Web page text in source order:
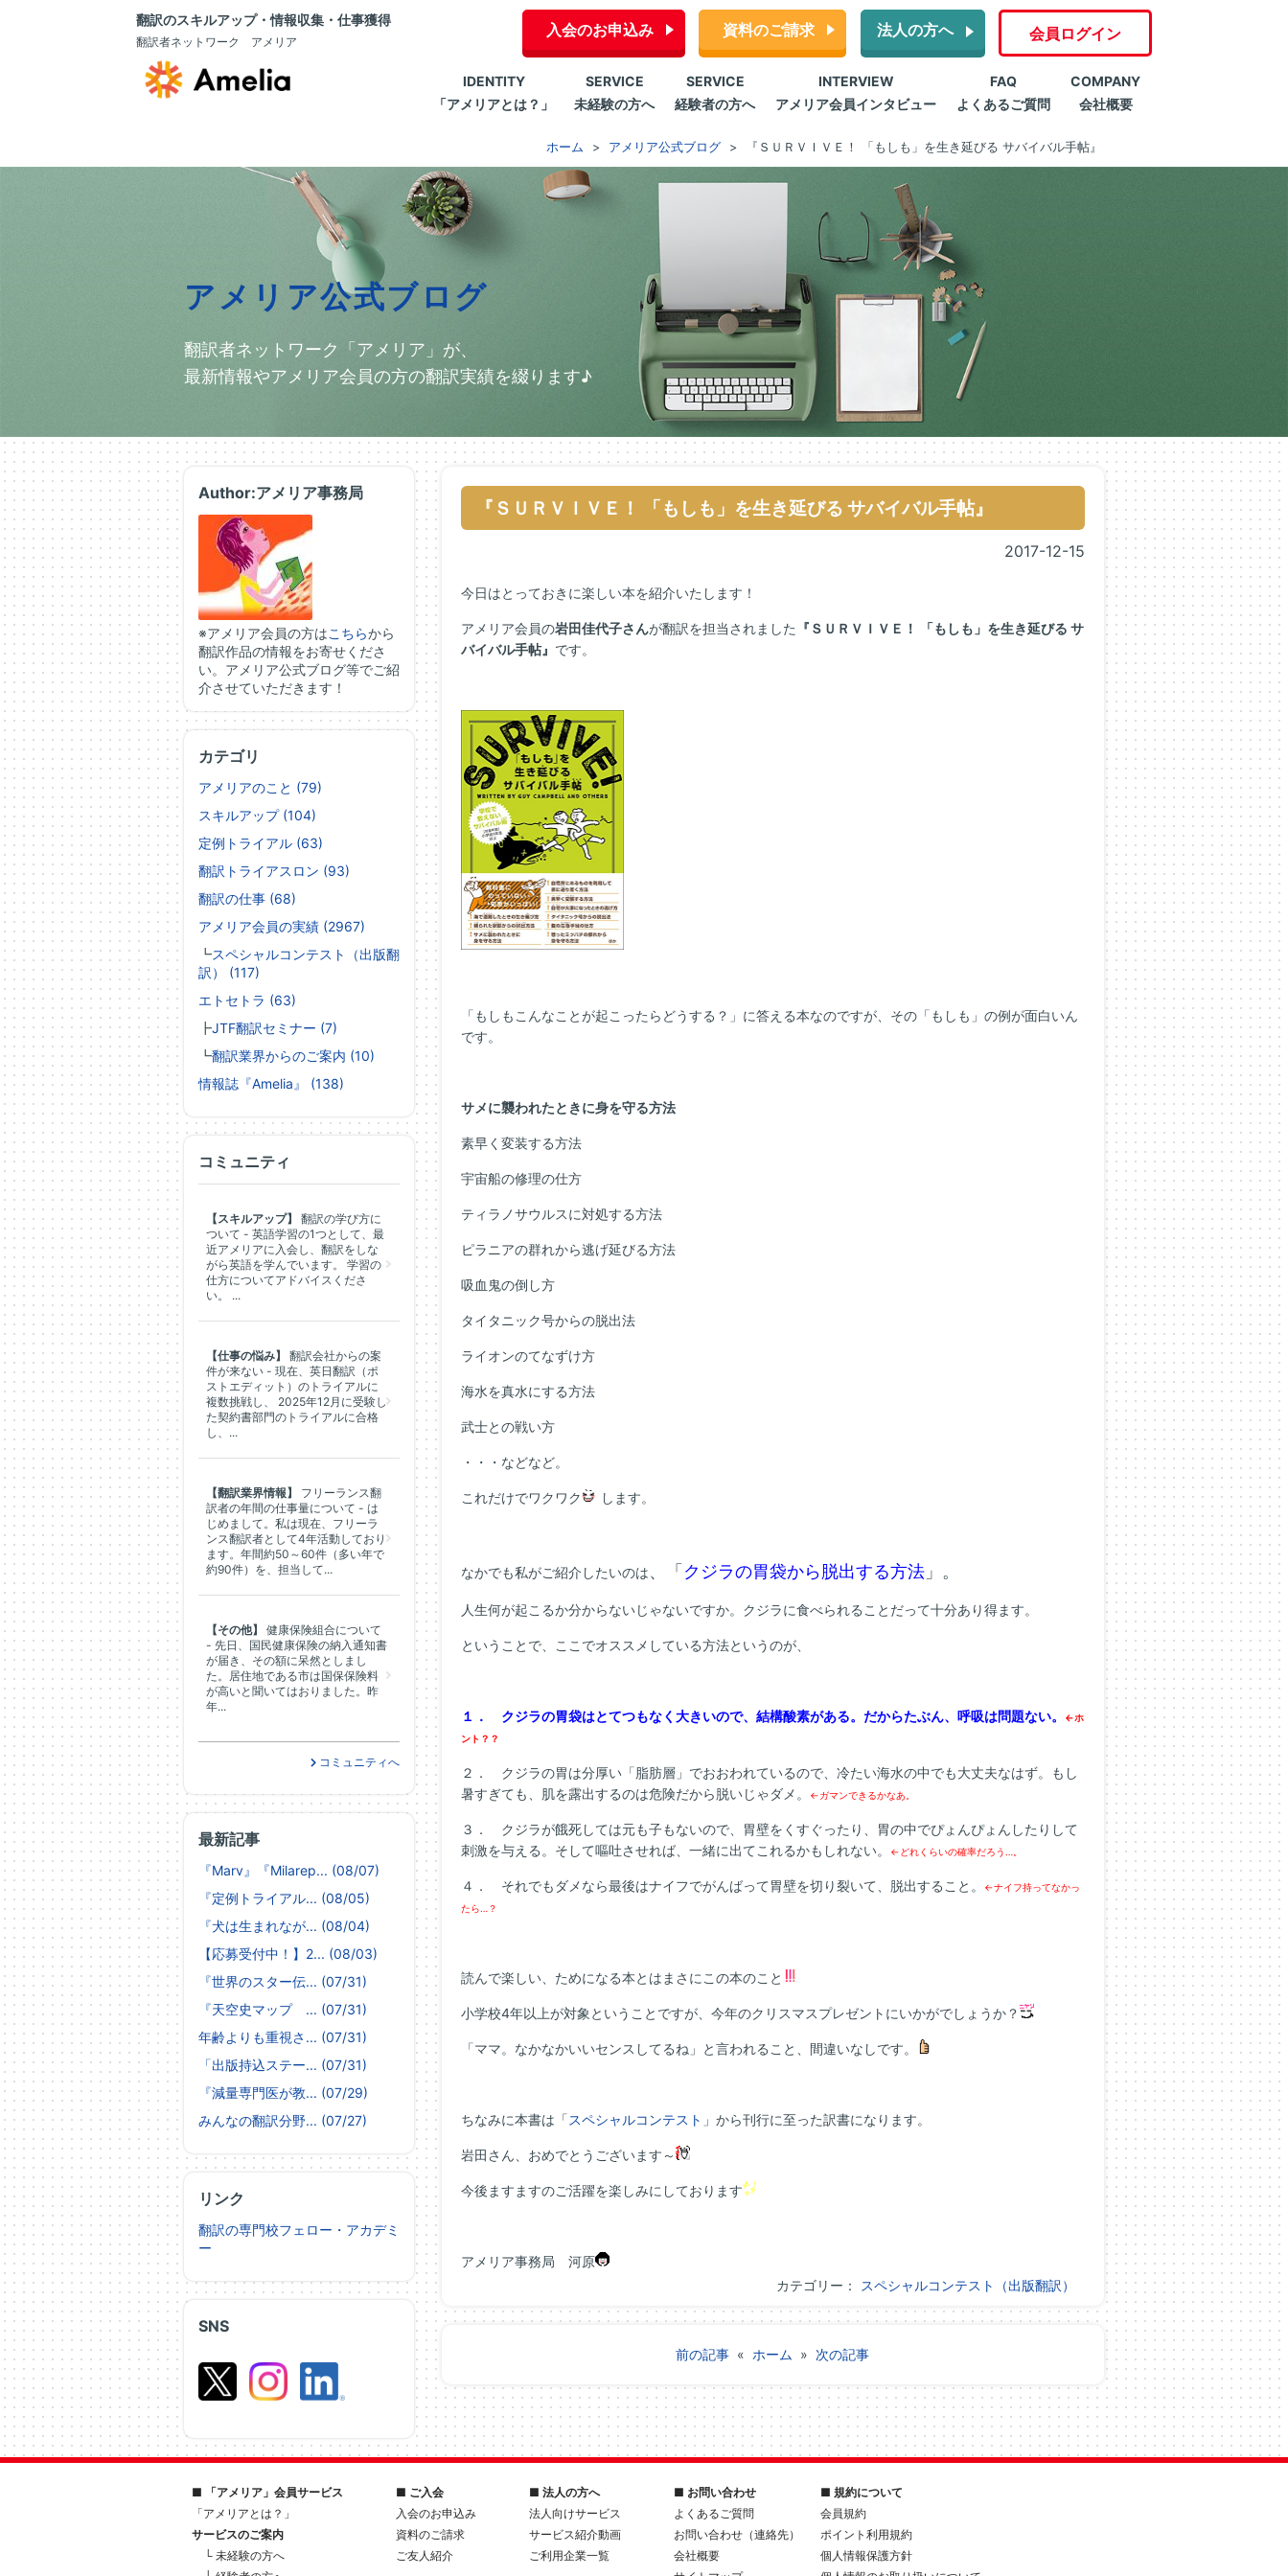
翻訳のスキルアップ・情報収集・仕事獲得
翻訳者ネットワーク アメリア
入会のお申込み 資料のご請求 法人の方へ 会員ログイン
IDENTITY
「アメリアとは？」
SERVICE
未経験の方へ
SERVICE
経験者の方へ
INTERVIEW
アメリア会員インタビュー
FAQ
よくあるご質問
COMPANY
会社概要
ホーム アメリア公式ブログ 『ＳＵＲＶＩＶＥ！ 「もしも」を生き延びる サバイバル手帖』
アメリア公式ブログ
翻訳者ネットワーク「アメリア」が、
最新情報やアメリア会員の方の翻訳実績を綴ります♪
『ＳＵＲＶＩＶＥ！ 「もしも」を生き延びる サバイバル手帖』
2017-12-15
今日はとっておきに楽しい本を紹介いたします！
アメリア会員の岩田佳代子さんが翻訳を担当されました 『ＳＵＲＶＩＶＥ！ 「もしも」を生き延びる サ
バイバル手帖』 です。
「もしもこんなことが起こったらどうする？」に答える本なのですが、その「もしも」の例が面白いん
です。
サメに襲われたときに身を守る方法
素早く変装する方法
宇宙船の修理の仕方
ティラノサウルスに対処する方法
ピラニアの群れから逃げ延びる方法
吸血鬼の倒し方
タイタニック号からの脱出法
ライオンのてなずけ方
海水を真水にする方法
武士との戦い方
・・・などなど。
これだけでワクワク します。
なかでも私がご紹介したいのは、「クジラの胃袋から脱出する方法」。
人生何が起こるか分からないじゃないですか。クジラに食べられることだって十分あり得ます。
ということで、ここでオススメしている方法というのが、
１． クジラの胃袋はとてつもなく大きいので、結構酸素がある。だからたぶん、呼吸は問題ない。
←ホ
ント？？
２． クジラの胃は分厚い「脂肪層」でおおわれているので、冷たい海水の中でも大丈夫なはず。もし
暑すぎても、肌を露出するのは危険だから脱いじゃダメ。
←ガマンできるかなあ。
３． クジラが餓死しては元も子もないので、胃壁をくすぐったり、胃の中でぴょんぴょんしたりして
刺激を与える。そして嘔吐させれば、一緒に出てこれるかもしれない。
←どれくらいの確率だろう…。
４． それでもダメなら最後はナイフでがんばって胃壁を切り裂いて、脱出すること。
←ナイフ持ってなかっ
たら…？
読んで楽しい、ためになる本とはまさにこの本のこと
小学校4年以上が対象ということですが、今年のクリスマスプレゼントにいかがでしょうか？
「ママ。なかなかいいセンスしてるね」と言われること、間違いなしです。
ちなみに本書は「スペシャルコンテスト 」から刊行に至った訳書になります。
岩田さん、おめでとうございます～
今後ますますのご活躍を楽しみにしております
アメリア事務局 河原
カテゴリー：
スペシャルコンテスト（出版翻訳）
前の記事 « ホーム » 次の記事
Author:アメリア事務局
※アメリア会員の方はこちらから
翻訳作品の情報をお寄せくださ
い。アメリア公式ブログ等でご紹
介させていただきます！
SNS
カテゴリ
アメリアのこと (79)
スキルアップ (104)
定例トライアル (63)
翻訳トライアスロン (93)
翻訳の仕事 (68)
アメリア会員の実績 (2967)
┗スペシャルコンテスト（出版翻
訳） (117)
エトセトラ (63)
┣JTF翻訳セミナー (7)
┗翻訳業界からのご案内 (10)
情報誌『Amelia』 (138)
最新記事
『Marv』『Milarep... (08/07)
『定例トライアル... (08/05)
『犬は生まれなが... (08/04)
【応募受付中！】2... (08/03)
『世界のスター伝... (07/31)
『天空史マップ ... (07/31)
年齢よりも重視さ... (07/31)
「出版持込ステー... (07/31)
『減量専門医が教... (07/29)
みんなの翻訳分野... (07/27)
リンク
翻訳の専門校フェロー・アカデミ
ー
コミュニティ
【スキルアップ】
翻訳の学び方に
ついて - 英語学習の1つとして、最
近アメリアに入会し、翻訳をしな
がら英語を学んでいます。 学習の
仕方についてアドバイスくださ
い。 ...
【仕事の悩み】
翻訳会社からの案
件が来ない - 現在、英日翻訳（ポ
ストエディット）のトライアルに
複数挑戦し、 2025年12月に受験し
た契約書部門のトライアルに合格
し、...
【翻訳業界情報】
フリーランス翻
訳者の年間の仕事量について - は
じめまして。私は現在、フリーラ
ンス翻訳者として4年活動しており
ます。年間約50～60件（多い年で
約90件）を、担当して...
【その他】
健康保険組合について
- 先日、国民健康保険の納入通知書
が届き、その額に呆然としまし
た。居住地である市は国保保険料
が高いと聞いてはおりました。昨
年...
コミュニティへ
■ 「アメリア」会員サービス
「アメリアとは？」
サービスのご案内
└ 未経験の方へ
■ ご入会
入会のお申込み
資料のご請求
ご友人紹介
■ 法人の方へ
法人向けサービス
サービス紹介動画
ご利用企業一覧
■ お問い合わせ
よくあるご質問
お問い合わせ（連絡先）
会社概要
■ 規約について
会員規約
ポイント利用規約
個人情報保護方針